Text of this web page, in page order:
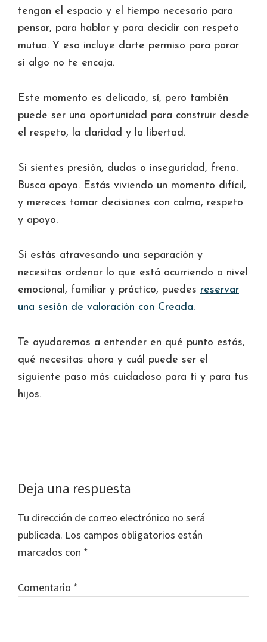
tengan el espacio y el tiempo necesario para
pensar, para hablar y para decidir con respeto
mutuo. Y eso incluye darte permiso para parar
si algo no te encaja.
Este momento es delicado, sí, pero también
puede ser una oportunidad para construir desde
el respeto, la claridad y la libertad.
Si sientes presión, dudas o inseguridad, frena.
Busca apoyo. Estás viviendo un momento difícil,
y mereces tomar decisiones con calma, respeto
y apoyo.
Si estás atravesando una separación y
necesitas ordenar lo que está ocurriendo a nivel
emocional, familiar y práctico, puedes reservar
una sesión de valoración con Creada.
Te ayudaremos a entender en qué punto estás,
qué necesitas ahora y cuál puede ser el
siguiente paso más cuidadoso para ti y para tus
hijos.
Interacciones
con
los
lectores
Deja una respuesta
Tu dirección de correo electrónico no será
publicada. Los campos obligatorios están
marcados con *
Comentario *